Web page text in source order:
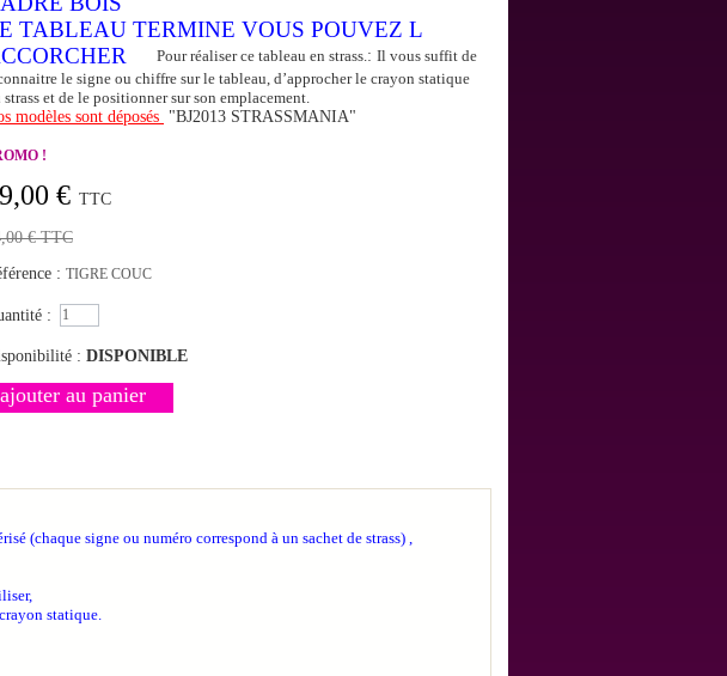
TABLEAU TERMINE VOUS POUVEZ L
Pour réaliser ce tableau en strass.: Il vous suffit de
le signe ou chiffre sur le tableau, d’approcher le crayon statique
strass et de le positionner sur son emplacement.
modèles sont déposés "BJ2013 STRASSMANIA"
!
€ TTC
€TTC
: TIGRE COUC
:
: DISPONIBLE
ajouter au panier
(chaque signe ou numéro correspond à un sachet de strass) ,
statique.